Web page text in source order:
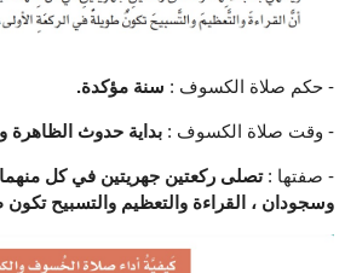
- حكم صلاة الكسوف : سنة مؤكدة.
- وقت صلاة الكسوف : بداية حدوث الظاهرة
- صفتها :تصلى ركعتين جهريتين في كل
وسجودان ، القراءة والتعظيم والتسبيح تكون